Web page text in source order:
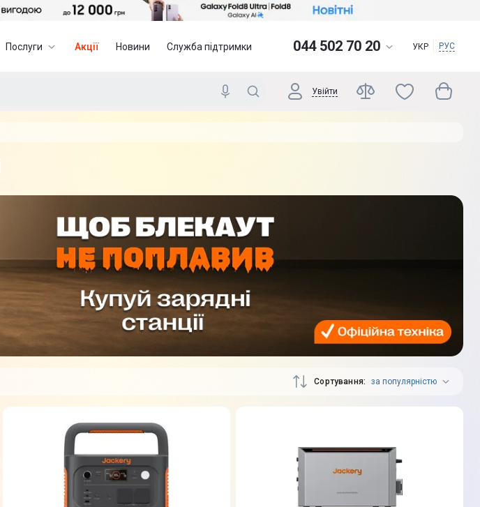
Послуги Акції Новини Служба підтримки 044 502 70 20 УКР РУС
Увійти
Сортування за популярністю